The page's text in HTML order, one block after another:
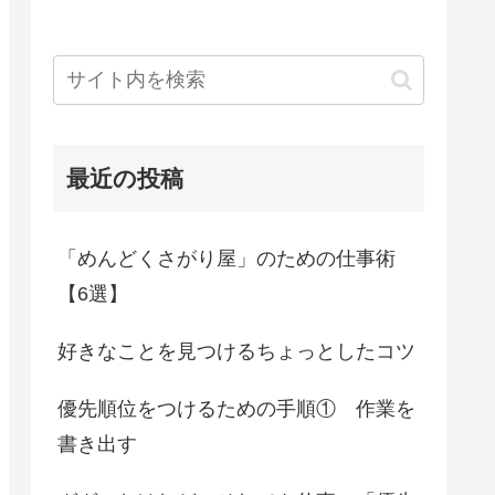
最近の投稿
「めんどくさがり屋」のための仕事術
【6選】
好きなことを見つけるちょっとしたコツ
優先順位をつけるための手順① 作業を
書き出す